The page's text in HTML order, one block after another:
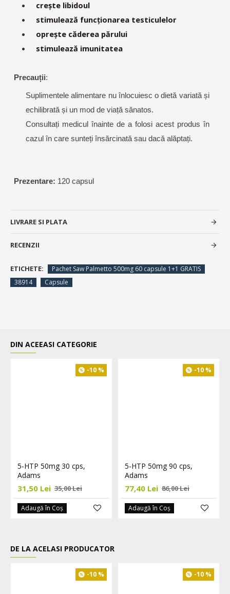
crește libidoul
stimulează funcționarea testiculelor
oprește căderea părului
stimulează imunitatea
Precauții:
Suplimentele alimentare nu înlocuiesc o dietă variată și
echilibrată și un mod de viață sănatos.
Consultați medicul înainte de a folosi acest produs în
cazul în care sunteți însărcinată sau dacă alăptați.
Prezentare: 120 capsul
LIVRARE SI PLATA
RECENZII
ETICHETE:
Pachet Saw Palmetto 500mg 60 capsule 1+1 GRATIS
38914
Capsule
DIN ACEEASI CATEGORIE
-10 %
5-HTP 50mg 30 cps,
Adams
31,50 Lei 35,00 Lei
Adaugă în Coş
-10 %
5-HTP 50mg 90 cps,
Adams
77,40 Lei 86,00 Lei
Adaugă în Coş
DE LA ACELASI PRODUCATOR
-10 % -10 %